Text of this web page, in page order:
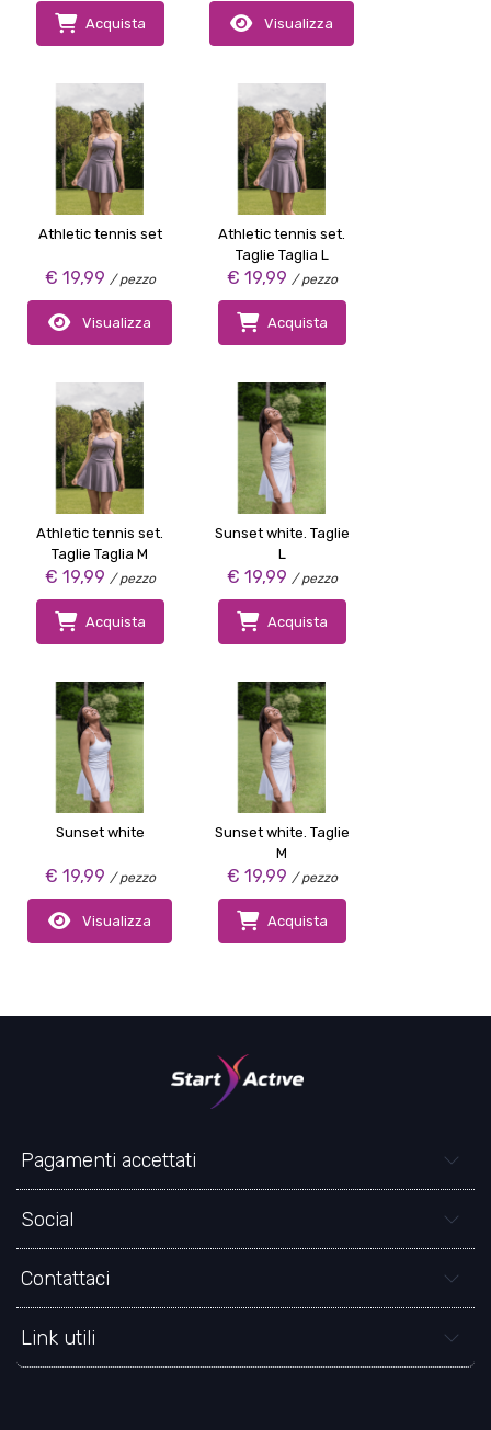
Acquista Visualizza
Athletic tennis set
€ 19,99 / pezzo
Visualizza
Athletic tennis set.
Taglie Taglia L
€ 19,99 / pezzo
Acquista
Athletic tennis set.
Taglie Taglia M
€ 19,99 / pezzo
Acquista
Sunset white. Taglie
L
€ 19,99 / pezzo
Acquista
Sunset white
€ 19,99 / pezzo
Visualizza
Sunset white. Taglie
M
€ 19,99 / pezzo
Acquista
Pagamenti accettati
Social
Contattaci
Link utili